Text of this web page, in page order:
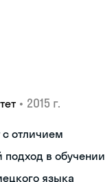
• 2015 г.
с отличием
подход в обучении
языка